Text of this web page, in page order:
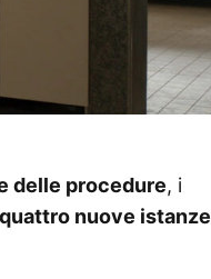
delle procedure, i
quattro nuove istanze